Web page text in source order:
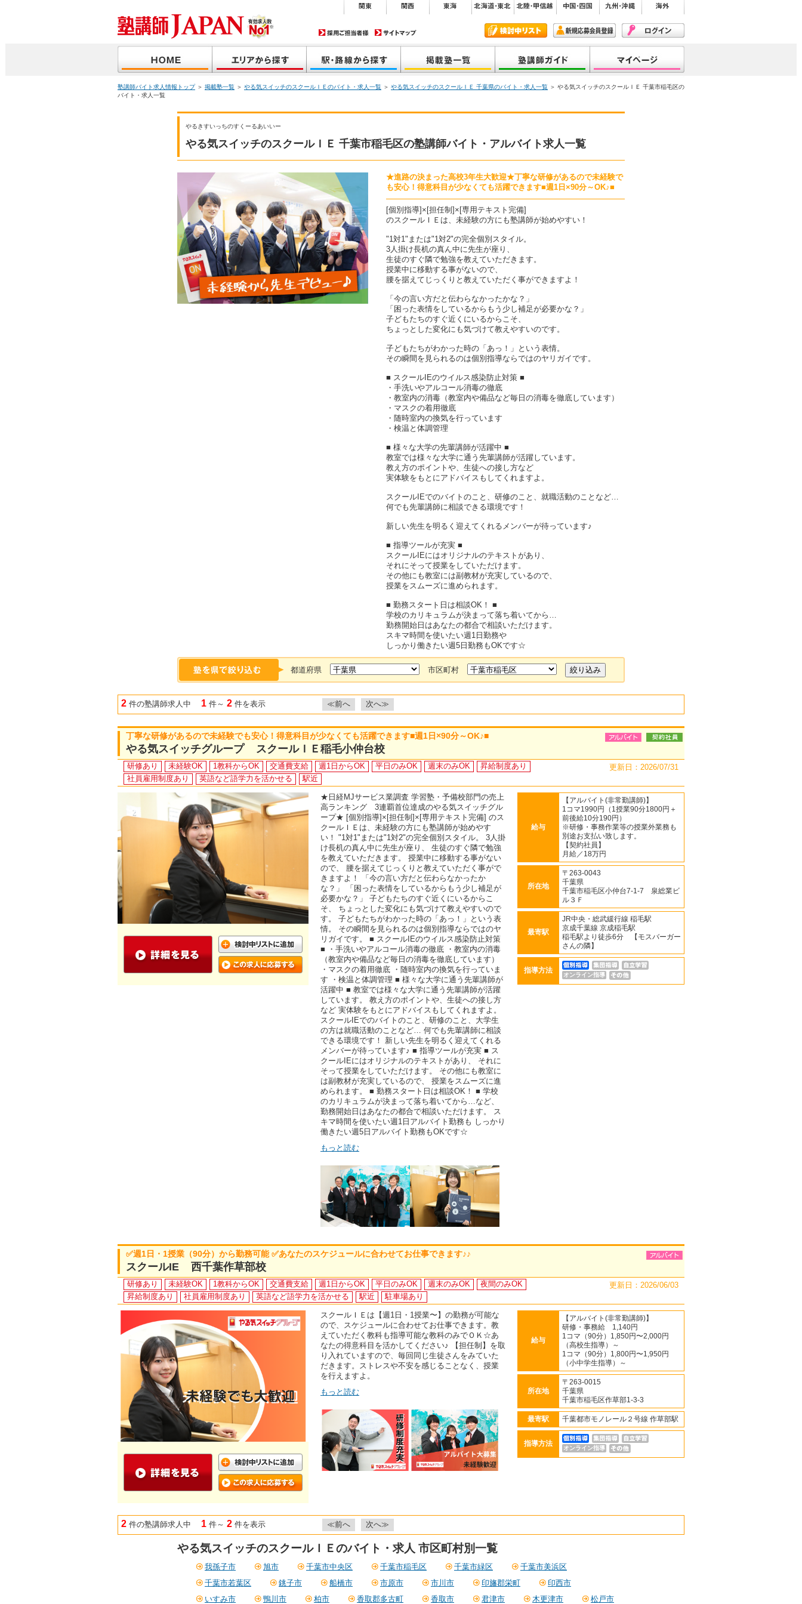
塾講師バイト求人情報トップ＞ 掲載塾一覧 ＞ やる気スイッチのスクールＩＥのバイト・求人一覧 ＞ やる気スイッチのスクールＩＥ 千葉県のバイト・求人一覧 ＞ やる気スイッチのスクールＩＥ 千葉市稲毛区の
バイト・求人一覧
やるきすいっちのすくーるあいいー
やる気スイッチのスクールＩＥ 千葉市稲毛区の塾講師バイト・アルバイト求人一覧
★進路の決まった高校3年生大歓迎★丁寧な研修があるので未経験で
も安心！得意科目が少なくても活躍できます■週1日×90分～OK♪■
[個別指導]×[担任制]×[専用テキスト完備]
のスクールＩＥは、未経験の方にも塾講師が始めやすい！
"1対1"または"1対2"の完全個別スタイル。
3人掛け長机の真ん中に先生が座り、
生徒のすぐ隣で勉強を教えていただきます。
授業中に移動する事がないので、
腰を据えてじっくりと教えていただく事ができますよ！
「今の言い方だと伝わらなかったかな？」
「困った表情をしているからもう少し補足が必要かな？」
子どもたちのすぐ近くにいるからこそ、
ちょっとした変化にも気づけて教えやすいのです。
子どもたちがわかった時の「あっ！」という表情。
その瞬間を見られるのは個別指導ならではのヤリガイです。
■ スクールIEのウイルス感染防止対策 ■
・手洗いやアルコール消毒の徹底
・教室内の消毒（教室内や備品など毎日の消毒を徹底しています）
・マスクの着用徹底
・随時室内の換気を行っています
・検温と体調管理
■ 様々な大学の先輩講師が活躍中 ■
教室では様々な大学に通う先輩講師が活躍しています。
教え方のポイントや、生徒への接し方など
実体験をもとにアドバイスもしてくれますよ。
スクールIEでのバイトのこと、研修のこと、就職活動のことなど…
何でも先輩講師に相談できる環境です！
新しい先生を明るく迎えてくれるメンバーが待っています♪
■ 指導ツールが充実 ■
スクールIEにはオリジナルのテキストがあり、
それにそって授業をしていただけます。
その他にも教室には副教材が充実しているので、
授業をスムーズに進められます。
■ 勤務スタート日は相談OK！ ■
学校のカリキュラムが決まって落ち着いてから…
勤務開始日はあなたの都合で相談いただけます。
スキマ時間を使いたい週1日勤務や
しっかり働きたい週5日勤務もOKです☆
都道府県 市区町村
2 件の塾講師求人中 1 件～ 2 件を表示 ≪前へ 次へ≫
丁寧な研修があるので未経験でも安心！得意科目が少なくても活躍できます■週1日×90分～OK♪■
やる気スイッチグループ スクールＩＥ稲毛小仲台校
研修あり 未経験OK 1教科からOK 交通費支給 週1日からOK 平日のみOK 週末のみOK
昇給制度あり
社員雇用制度あり
英語など語学力を活かせる 駅近
更新日：2026/07/31
★日経MJサービス業調査 学習塾・予備校部門の売上
高ランキング 3連覇首位達成のやる気スイッチグル
ープ★ [個別指導]×[担任制]×[専用テキスト完備] のス
クールＩＥは、未経験の方にも塾講師が始めやす
い！ "1対1"または"1対2"の完全個別スタイル。 3人掛
け長机の真ん中に先生が座り、 生徒のすぐ隣で勉強
を教えていただきます。 授業中に移動する事がない
ので、 腰を据えてじっくりと教えていただく事がで
きますよ！ 「今の言い方だと伝わらなかったか
な？」 「困った表情をしているからもう少し補足が
必要かな？」 子どもたちのすぐ近くにいるからこ
そ、 ちょっとした変化にも気づけて教えやすいので
す。 子どもたちがわかった時の「あっ！」という表
情。 その瞬間を見られるのは個別指導ならではのヤ
リガイです。 ■ スクールIEのウイルス感染防止対策
■ ・手洗いやアルコール消毒の徹底 ・教室内の消毒
（教室内や備品など毎日の消毒を徹底しています）
・マスクの着用徹底 ・随時室内の換気を行っていま
す ・検温と体調管理 ■ 様々な大学に通う先輩講師が
活躍中 ■ 教室では様々な大学に通う先輩講師が活躍
しています。 教え方のポイントや、生徒への接し方
など 実体験をもとにアドバイスもしてくれますよ。
スクールIEでのバイトのこと、研修のこと、大学生
の方は就職活動のことなど… 何でも先輩講師に相談
できる環境です！ 新しい先生を明るく迎えてくれる
メンバーが待っています♪ ■ 指導ツールが充実 ■ ス
クールIEにはオリジナルのテキストがあり、 それに
そって授業をしていただけます。 その他にも教室に
は副教材が充実しているので、 授業をスムーズに進
められます。 ■ 勤務スタート日は相談OK！ ■ 学校
のカリキュラムが決まって落ち着いてから…など、
勤務開始日はあなたの都合で相談いただけます。 ス
キマ時間を使いたい週1日アルバイト勤務も しっかり
働きたい週5日アルバイト勤務もOKです☆
もっと読む
給与
【アルバイト(非常勤講師)】
1コマ1990円（1授業90分1800円＋
前後給10分190円）
※研修・事務作業等の授業外業務も
別途お支払い致します。
【契約社員】
月給／18万円
所在地
〒263-0043
千葉県
千葉市稲毛区小仲台7-1-7 泉総業ビ
ル３Ｆ
最寄駅
JR中央・総武緩行線 稲毛駅
京成千葉線 京成稲毛駅
稲毛駅より徒歩6分 【モスバーガー
さんの隣】
指導方法
オンライン指導
✅週1日・1授業（90分）から勤務可能 ✅あなたのスケジュールに合わせてお仕事できます♪♪
スクールIE 西千葉作草部校
研修あり 未経験OK 1教科からOK 交通費支給 週1日からOK 平日のみOK 週末のみOK
夜間のみOK
昇給制度あり
社員雇用制度あり 英語など語学力を活かせる 駅近 駐車場あり
更新日：2026/06/03
スクールＩＥは【週1日・1授業〜】の勤務が可能な
ので、スケジュールに合わせてお仕事できます。教
えていただく教科も指導可能な教科のみでＯＫ☆あ
なたの得意科目を活かしてください♪ 【担任制】を取
り入れていますので、毎回同じ生徒さんをみていた
だきます。ストレスや不安を感じることなく、授業
を行えますよ。
もっと読む
給与
【アルバイト(非常勤講師)】
研修・事務給 1,140円
1コマ（90分）1,850円〜2,000円
（高校生指導）～
1コマ（90分）1,800円〜1,950円
（小中学生指導）～
所在地
〒263-0015
千葉県
千葉市稲毛区作草部1-3-3
最寄駅 千葉都市モノレール２号線 作草部駅
指導方法
オンライン指導
2 件の塾講師求人中 1 件～ 2 件を表示 ≪前へ 次へ≫
やる気スイッチのスクールＩＥのバイト・求人 市区町村別一覧
我孫子市 旭市 千葉市中央区 千葉市稲毛区 千葉市緑区
千葉市美浜区
千葉市若葉区
銚子市 船橋市 市原市 市川市 印旛郡栄町
印西市
いすみ市
鴨川市 柏市 香取郡多古町 香取市 君津市 木更津市 松戸市